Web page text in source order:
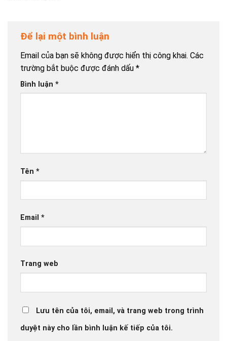
Để lại một bình luận
Email của bạn sẽ không được hiển thị công khai. Các
trường bắt buộc được đánh dấu *
Bình luận *
Tên *
Email *
Trang web
Lưu tên của tôi, email, và trang web trong trình
duyệt này cho lần bình luận kế tiếp của tôi.